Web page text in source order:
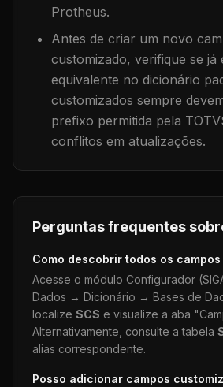
Protheus.
Antes de criar um novo
customizado, verifique se já
equivalente no dicionário
customizados sempre
prefixo permitida pela
conflitos em atualizações.
Perguntas frequentes
Como descobrir todos os
Acesse o módulo Configurador
Dados → Dicionário → Bases de
localize SCS e visualize a aba
Alternativamente, consulte a tabela
alias correspondente.
Posso adicionar campos